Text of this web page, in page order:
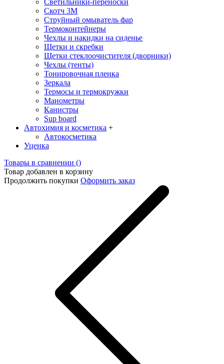
Скотч 3М
Струйный омыватель фар
Термоконтейнеры
Чехлы и накидки на сиденье
Щетки и скребки
Щетки стеклоочистителя (дворники)
Чехлы (тенты)
Тонировочная пленка
Зеркалa
Термосы и термокружки
Манометры
Канистры
Sup board
Автохимия и косметика +
Автокосметика
Уценка
Товары в сравнении ()
Товар добавлен в корзину
Продолжить покупки Оформить заказ